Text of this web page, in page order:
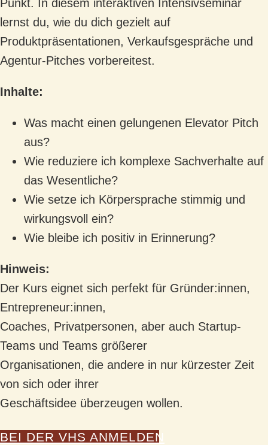
Punkt. In diesem interaktiven Intensivseminar
lernst du, wie du dich gezielt auf
Produktpräsentationen, Verkaufsgespräche und
Agentur-Pitches vorbereitest.
Inhalte:
Was macht einen gelungenen Elevator Pitch
aus?
Wie reduziere ich komplexe Sachverhalte auf
das Wesentliche?
Wie setze ich Körpersprache stimmig und
wirkungsvoll ein?
Wie bleibe ich positiv in Erinnerung?
Hinweis:
Der Kurs eignet sich perfekt für Gründer:innen,
Entrepreneur:innen,
Coaches, Privatpersonen, aber auch Startup-
Teams und Teams größerer
Organisationen, die andere in nur kürzester Zeit
von sich oder ihrer
Geschäftsidee überzeugen wollen.
BEI DER VHS ANMELDEN